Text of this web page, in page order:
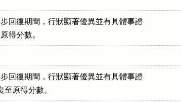
回復期間，行狀顯著優異並有具體事證
得分數。
回復期間，行狀顯著優異並有具體事證
至原得分數。